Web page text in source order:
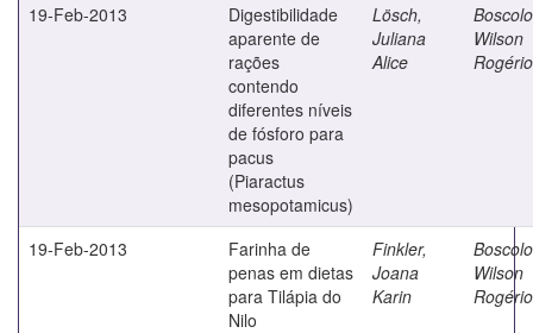
19-Feb-2013
Digestibilidade
aparente de
rações
contendo
diferentes níveis
de fósforo para
pacus
(Piaractus
mesopotamicus)
Lösch,
Juliana
Alice
Wilson
Rogério
19-Feb-2013
Farinha de
penas em dietas
para Tilápia do
Nilo
Finkler,
Joana
Karin
Wilson
Rogério